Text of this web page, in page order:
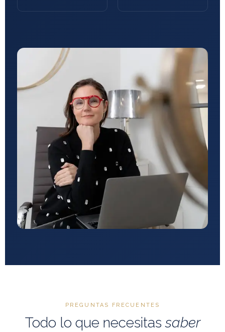
PREGUNTAS FRECUENTES
Todo lo que necesitassaber